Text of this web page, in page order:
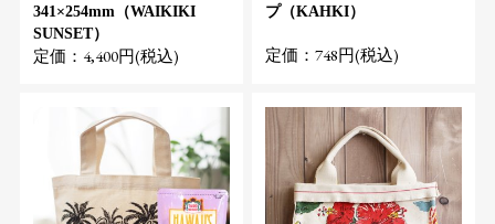
341×254mm（WAIKIKI
SUNSET）
定価：4,400円(税込)
プ（KAHKI）
定価：748円(税込)